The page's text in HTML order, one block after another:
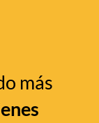
más